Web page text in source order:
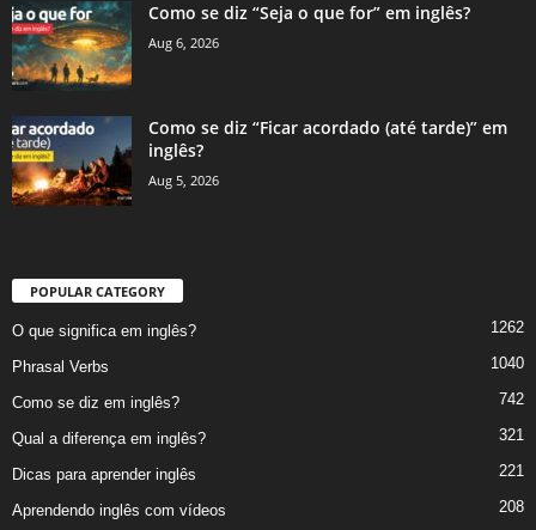
Como se diz “Seja o que for” em inglês?
Aug 6, 2026
Como se diz “Ficar acordado (até tarde)” em
inglês?
Aug 5, 2026
POPULAR CATEGORY
O que significa em inglês? 1262
Phrasal Verbs 1040
Como se diz em inglês? 742
Qual a diferença em inglês? 321
Dicas para aprender inglês 221
Aprendendo inglês com vídeos 208